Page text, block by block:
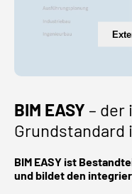
BIM EASY – der
Grundstandard
BIM EASY ist
und bildet den